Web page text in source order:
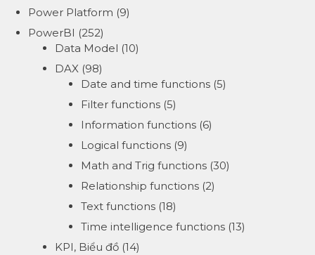
Power Platform (9)
PowerBI (252)
Data Model (10)
DAX(98)
Date and time functions (5)
Filter functions (5)
Information functions (6)
Logical functions (9)
Math and Trig functions (30)
Relationship functions (2)
Text functions (18)
Time intelligence functions (13)
KPI, Biểu đồ(14)